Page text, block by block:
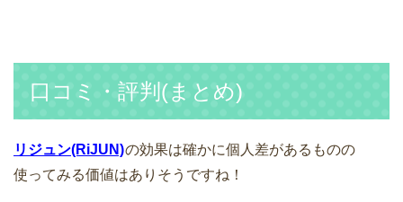
口コミ・評判(まとめ)
リジュン(RiJUN)の効果は確かに個人差があるものの
使ってみる価値はありそうですね！